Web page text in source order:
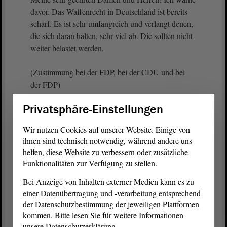
davor. Das Waffenrecht in Deutschland ist bereits
scharf. Es ist sehr umfangreich und verlangt denen,
die sich daran halten, sehr viel ab. Die sollten nicht
weiter belastet werden.
(Zustimmung bei der FDP, bei der CDU und bei
der FDP)
Stattdessen sollten wir daran arbeiten, die
des Waffenrechts das habe ich hier schon
mehrfach gesagt endlich zu aktualisieren. Nur
davon finden Sie im derzeitigen Entwurf der
Koalitionsvereinbarung der beiden Parteien nichts.
Aber, meine sehr geehrten Damen und Herren, das
Waffenrecht verschärft sich nicht mit den Freien
Demokraten, weil es auch die Zustimmung des
Privatsphäre-Einstellungen
Wir nutzen Cookies auf unserer Website. Einige von
ihnen sind technisch notwendig, während andere uns
helfen, diese Website zu verbessern oder zusätzliche
Funktionalitäten zur Verfügung zu stellen.
Bei Anzeige von Inhalten externer Medien kann es zu
einer Datenübertragung und -verarbeitung entsprechend
der Datenschutzbestimmung der jeweiligen Plattformen
kommen. Bitte lesen Sie für weitere Informationen